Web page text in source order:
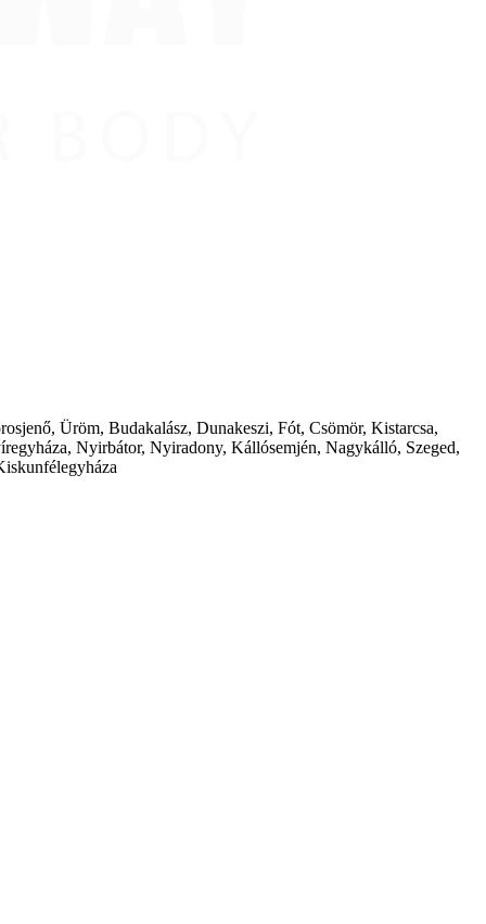
Üröm, Budakalász, Dunakeszi, Fót, Csömör, Kistarcsa,
Nyirbátor, Nyiradony, Kállósemjén, Nagykálló, Szeged,